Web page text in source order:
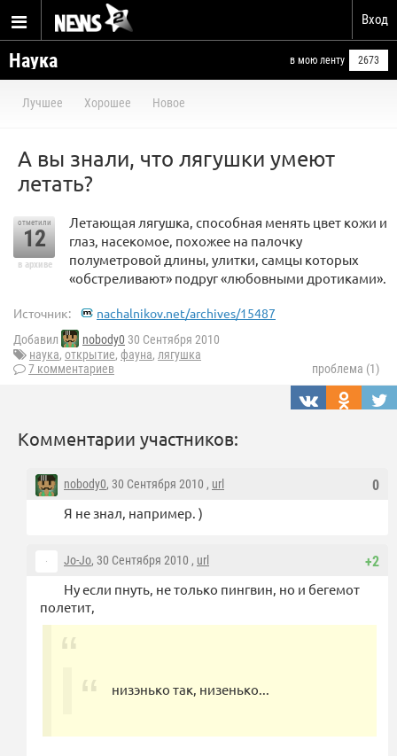
Вход
Наука в мою ленту 2673
Лучшее Хорошее Новое
А вы знали, что лягушки умеют
летать?
отметили
12
в архиве
Летающая лягушка, способная менять цвет кожи и
глаз, насекомое, похожее на палочку
полуметровой длины, улитки, самцы которых
«обстреливают» подруг «любовными дротиками».
Источник: nachalnikov.net/archives/15487
Добавил nobody0 30 Сентября 2010
наука, открытие, фауна, лягушка
7 комментариев
проблема (1)
Комментарии участников:
0
nobody0, 30 Сентября 2010 , url
Я не знал, например. )
+2
Jo-Jo, 30 Сентября 2010 , url
Ну если пнуть, не только пингвин, но и бегемот
полетит,
низэнько так, низенько...